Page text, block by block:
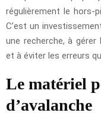
régulièrement le hors-
C’est un
une recherche, à
et à éviter les erreurs
Le matériel
d’avalanche